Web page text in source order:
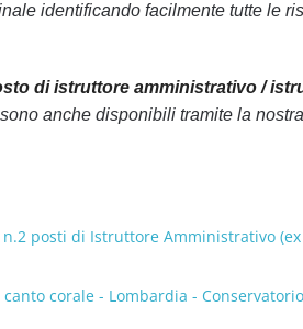
identificando facilmente tutte le
di istruttore amministrativo /
anche disponibili tramite la nostra
posti di Istruttore Amministrativo (ex
corale - Lombardia -